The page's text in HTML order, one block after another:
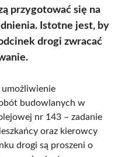
przygotować się na
Istotne jest, by
drogi zwracać
umożliwienie
budowlanych w
nr 143 – zadanie
oraz kierowcy
drogi są proszeni o